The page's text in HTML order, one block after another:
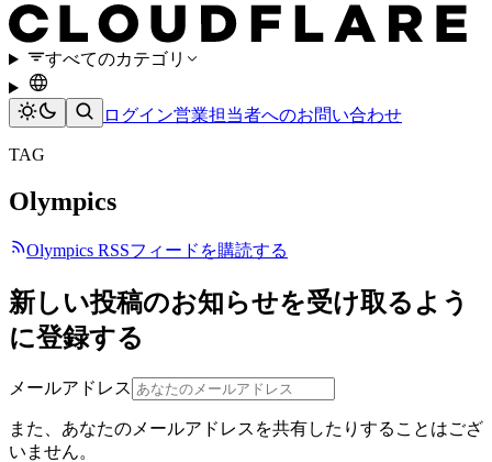
すべてのカテゴリ
ログイン営業担当者へのお問い合わせ
TAG
Olympics
Olympics RSSフィードを購読する
新しい投稿のお知らせを受け取るよう
に登録する
メールアドレス
また、あなたのメールアドレスを共有したりすることはござ
いません。